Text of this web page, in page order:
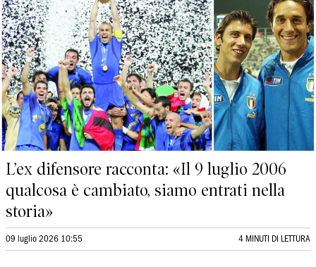
L’ex difensore racconta: «Il 9 luglio 2006
qualcosa è cambiato, siamo entrati nella
storia»
09 luglio 2026 10:55 4 MINUTI DI LETTURA